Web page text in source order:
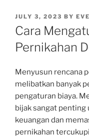
POSTED
ON
JULY 3, 2023 BY
Cara
Pernikahan
Menyusun rencana
melibatkan banyak
pengaturan biaya.
bijak sangat penting
keuangan dan
pernikahan